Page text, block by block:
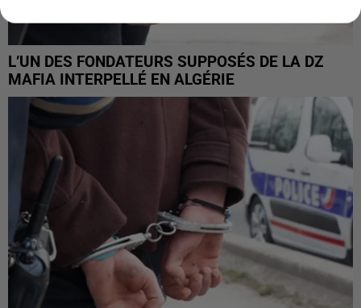
L’UN DES FONDATEURS SUPPOSÉS DE LA DZ
MAFIA INTERPELLÉ EN ALGÉRIE